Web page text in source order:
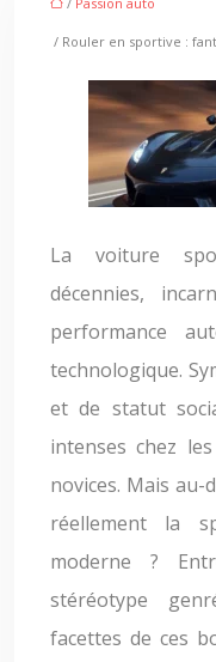
/ Rouler en sportive :
La voiture
décennies,
performance
technologique.
et de statut
intenses chez
novices. Mais
réellement la
moderne ?
stéréotype
facettes de ces